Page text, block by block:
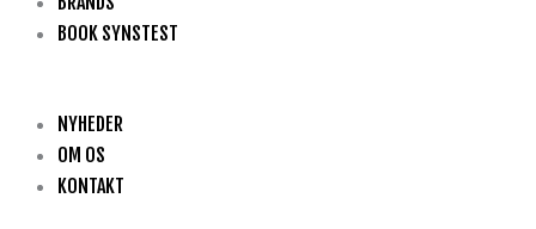
BOOK SYNSTEST
NYHEDER
OM OS
KONTAKT